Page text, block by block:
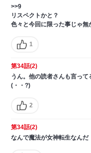
>>9
リスペクトかと？
色々と今回に限った事じゃ
1
第34話(2)
うん。他の読者さんも言っ
(・・?)
2
第34話(2)
なんで魔法が女神転生なんだ